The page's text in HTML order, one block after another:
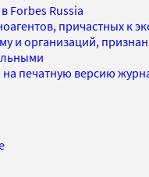
Forbes Russia
причастных к
и организаций,
печатную версию